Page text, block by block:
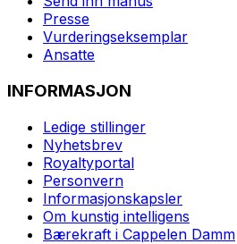
Presse
Vurderingseksemplar
Ansatte
INFORMASJON
Ledige stillinger
Nyhetsbrev
Royaltyportal
Personvern
Informasjonskapsler
Om kunstig intelligens
Bærekraft i Cappelen Damm